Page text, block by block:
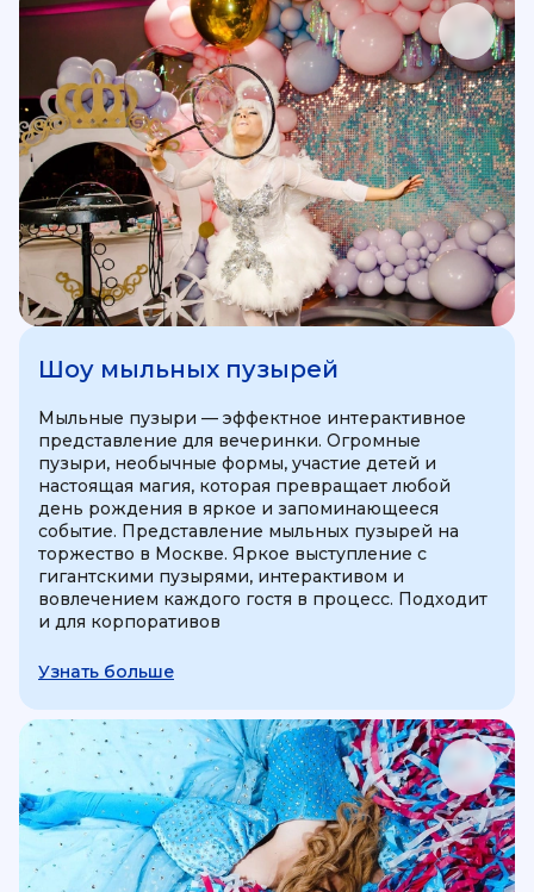
Шоу мыльных пузырей
Мыльные пузыри — эффектное интерактивное
представление для вечеринки. Огромные
пузыри, необычные формы, участие детей и
настоящая магия, которая превращает любой
день рождения в яркое и запоминающееся
событие. Представление мыльных пузырей на
торжество в Москве. Яркое выступление с
гигантскими пузырями, интерактивом и
вовлечением каждого гостя в процесс. Подходит
и для корпоративов
Узнать больше